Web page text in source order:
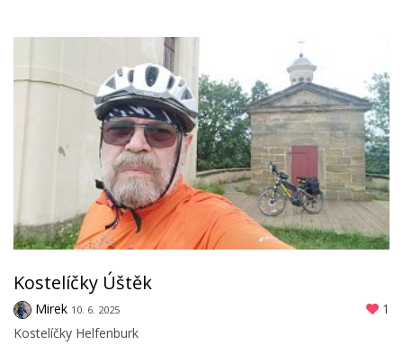
Kostelíčky Úštěk
Mirek 10. 6. 2025
1
Kostelíčky Helfenburk